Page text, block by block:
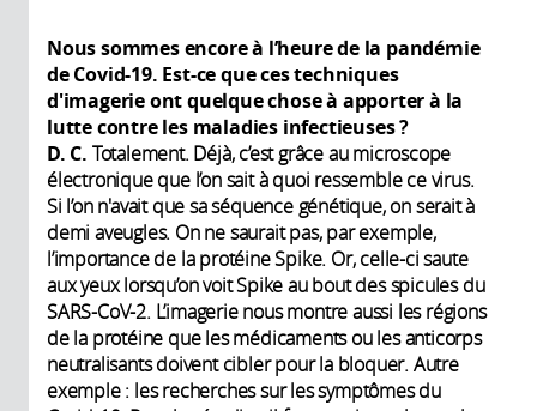
Nous sommes encore à l’heure de la pandémie
de Covid-19. Est-ce que ces techniques
d'imagerie ont quelque chose à apporter à la
lutte contre les maladies infectieuses ?
D. C. Totalement. Déjà, c’est grâce au microscope
électronique que l’on sait à quoi ressemble ce virus.
Si l’on n'avait que sa séquence génétique, on serait à
demi aveugles. On ne saurait pas, par exemple,
l’importance de la protéine Spike. Or, celle-ci saute
aux yeux lorsqu’on voit Spike au bout des spicules du
SARS-CoV-2. L’imagerie nous montre aussi les régions
de la protéine que les médicaments ou les anticorps
neutralisants doivent cibler pour la bloquer. Autre
exemple : les recherches sur les symptômes du